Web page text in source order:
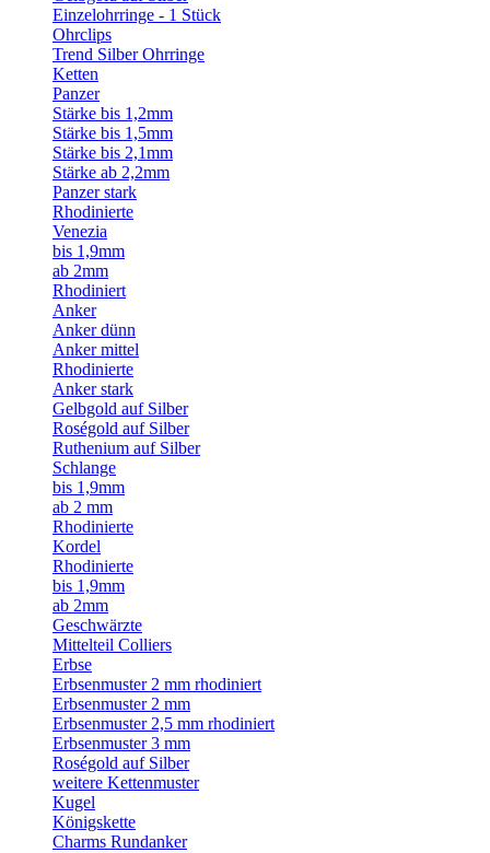
Einzelohrringe - 1 Stück
Ohrclips
Trend Silber Ohrringe
Ketten
Panzer
Stärke bis 1,2mm
Stärke bis 1,5mm
Stärke bis 2,1mm
Stärke ab 2,2mm
Panzer stark
Rhodinierte
Venezia
bis 1,9mm
ab 2mm
Rhodiniert
Anker
Anker dünn
Anker mittel
Rhodinierte
Anker stark
Gelbgold auf Silber
Roségold auf Silber
Ruthenium auf Silber
Schlange
bis 1,9mm
ab 2 mm
Rhodinierte
Kordel
Rhodinierte
bis 1,9mm
ab 2mm
Geschwärzte
Mittelteil Colliers
Erbse
Erbsenmuster 2 mm rhodiniert
Erbsenmuster 2 mm
Erbsenmuster 2,5 mm rhodiniert
Erbsenmuster 3 mm
Roségold auf Silber
weitere Kettenmuster
Kugel
Königskette
Charms Rundanker